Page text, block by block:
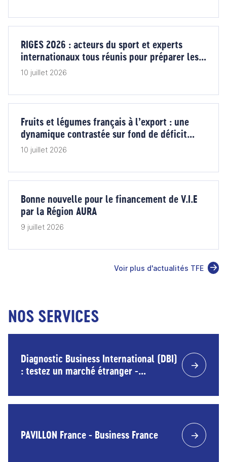
RIGES 2026 : acteurs du sport et experts
internationaux tous réunis pour préparer les
grands rendez-vous de demain
10 juillet 2026
Fruits et légumes français à l’export : une
dynamique contrastée sur fond de déficit
commercial
10 juillet 2026
Bonne nouvelle pour le financement de V.I.E
par la Région AURA
9 juillet 2026
Voir plus d'actualités TFE
NOS SERVICES
Diagnostic Business International (DBI)
: testez un marché étranger -
financement Bpifrance
PAVILLON France - Business France